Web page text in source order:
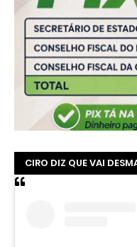
CIRO DIZ QUE VAI